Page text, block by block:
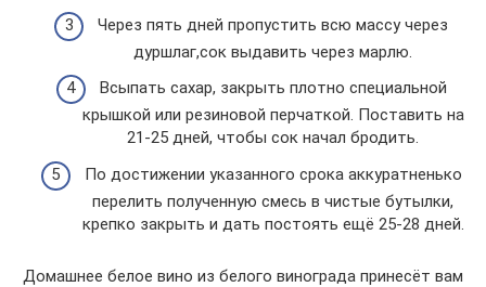
Через пять дней пропустить всю массу через
дуршлаг,сок выдавить через марлю.
Всыпать сахар, закрыть плотно специальной
крышкой или резиновой перчаткой. Поставить на
21-25 дней, чтобы сок начал бродить.
По достижении указанного срока аккуратненько
перелить полученную смесь в чистые бутылки,
крепко закрыть и дать постоять ещё 25-28 дней.
Домашнее белое вино из белого винограда принесёт вам